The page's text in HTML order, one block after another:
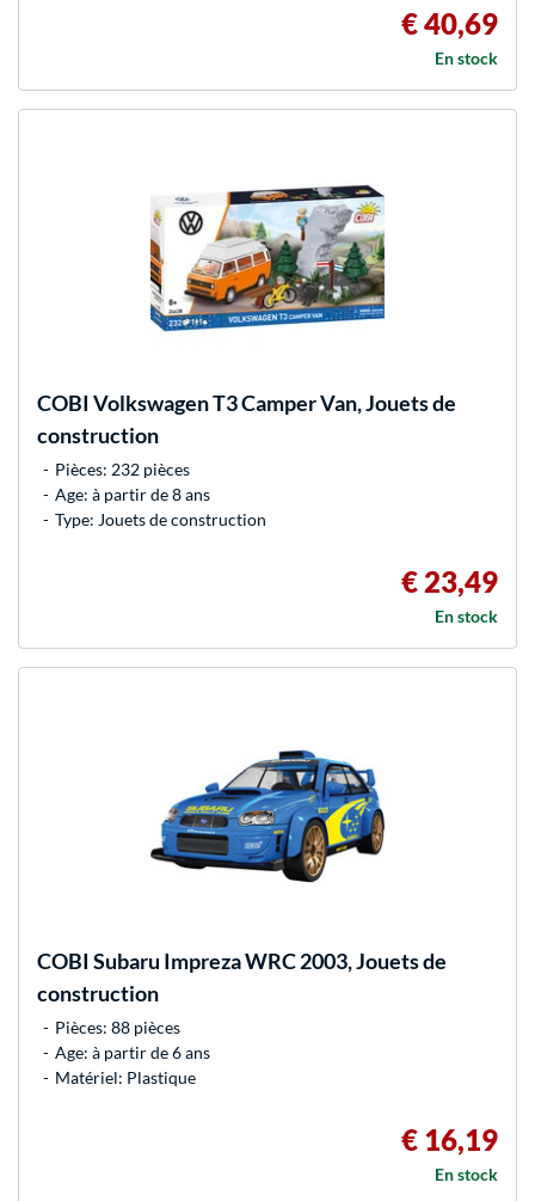
€ 40,69
En stock
COBI Volkswagen T3 Camper Van, Jouets de
construction
Pièces: 232 pièces
Age: à partir de 8 ans
Type: Jouets de construction
€ 23,49
En stock
COBI Subaru Impreza WRC 2003, Jouets de
construction
Pièces: 88 pièces
Age: à partir de 6 ans
Matériel: Plastique
€ 16,19
En stock